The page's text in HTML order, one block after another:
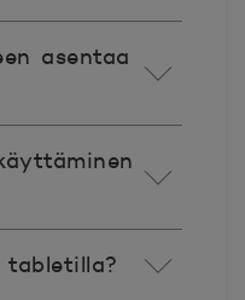
asentaa
tabletilla?